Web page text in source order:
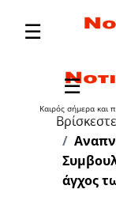
Καιρός σήμερα και
άγχος
☰